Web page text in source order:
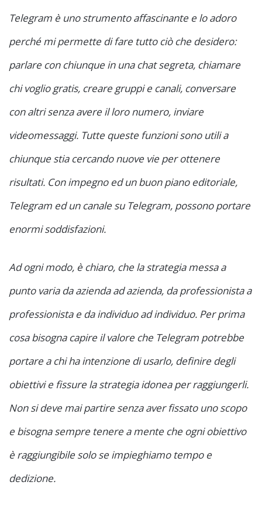
Telegram è uno strumento affascinante e lo adoro
perché mi permette di fare tutto ciò che desidero:
parlare con chiunque in una chat segreta, chiamare
chi voglio gratis, creare gruppi e canali, conversare
con altri senza avere il loro numero, inviare
videomessaggi. Tutte queste funzioni sono utili a
chiunque stia cercando nuove vie per ottenere
risultati. Con impegno ed un buon piano editoriale,
Telegram ed un canale su Telegram, possono portare
enormi soddisfazioni.
Ad ogni modo, è chiaro, che la strategia messa a
punto varia da azienda ad azienda, da professionista a
professionista e da individuo ad individuo. Per prima
cosa bisogna capire il valore che Telegram potrebbe
portare a chi ha intenzione di usarlo, definire degli
obiettivi e fissure la strategia idonea per raggiungerli.
Non si deve mai partire senza aver fissato uno scopo
e bisogna sempre tenere a mente che ogni obiettivo
è raggiungibile solo se impieghiamo tempo e
dedizione.